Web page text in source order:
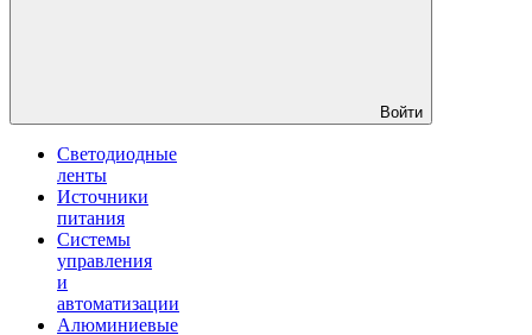
Войти
Светодиодные
ленты
Источники
питания
Системы
управления
и
автоматизации
Алюминиевые